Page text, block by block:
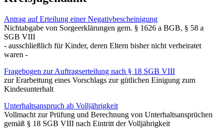
Antrag auf Erteilung einer Negativbescheinigung
Nichtabgabe von Sorgeerklärungen gem. § 1626 a BGB, § 58 a
SGB VIII
- ausschließlich für Kinder, deren Eltern bisher nicht verheiratet
waren -
Fragebogen zur Auftragserteilung nach § 18 SGB VIII
zur Erarbeitung eines Vorschlags zur gütlichen Einigung zum
Kindesunterhalt
Unterhaltsanspruch ab Volljährigkeit
Vollmacht zur Prüfung und Berechnung von Unterhaltsansprüchen
gemäß § 18 SGB VIII nach Eintritt der Volljährigkeit